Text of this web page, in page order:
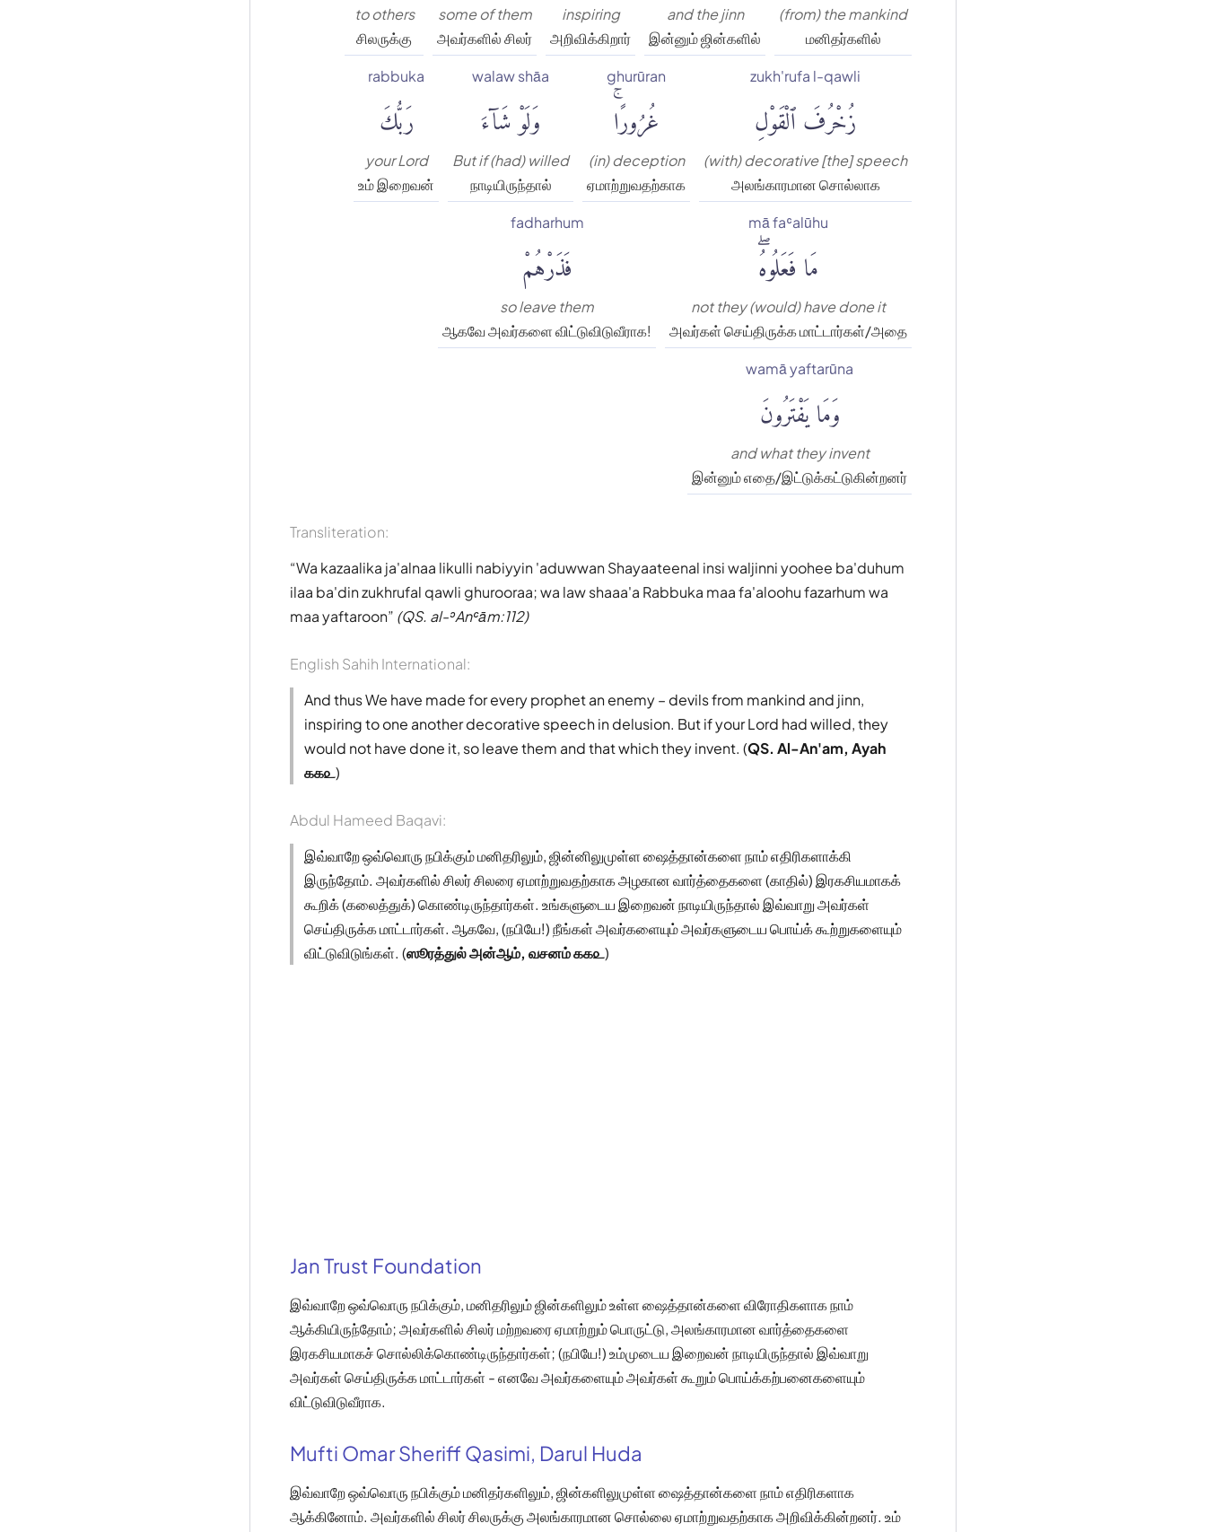
(from) the mankind
மனிதர்களில்
and the jinn
இன்னும் ஜின்களில்
inspiring
அறிவிக்கிறார்
some of them
அவர்களில் சிலர்
to others
சிலருக்கு
zukh'rufa l-qawli
زُخْرُفَ ٱلْقَوْلِ
(with) decorative [the] speech
அலங்காரமான சொல்லாக
ghurūran
غُرُورًاۚ
(in) deception
ஏமாற்றுவதற்காக
walaw shāa
وَلَوْ شَآءَ
But if (had) willed
நாடியிருந்தால்
rabbuka
رَبُّكَ
your Lord
உம் இறைவன்
mā faʿalūhu
مَا فَعَلُوهُۖ
not they (would) have done it
அவர்கள் செய்திருக்க மாட்டார்கள்/அதை
fadharhum
فَذَرْهُمْ
so leave them
ஆகவே அவர்களை விட்டுவிடுவீராக!
wamā yaftarūna
وَمَا يَفْتَرُونَ
and what they invent
இன்னும் எதை/இட்டுக்கட்டுகின்றனர்
Transliteration:
Wa kazaalika ja'alnaa likulli nabiyyin 'aduwwan Shayaateenal insi waljinni yoohee ba'duhum
ilaa ba'din zukhrufal qawli ghurooraa; wa law shaaa'a Rabbuka maa fa'aloohu fazarhum wa
maa yaftaroon (QS. al-ʾAnʿām:112)
English Sahih International:
And thus We have made for every prophet an enemy – devils from mankind and jinn,
inspiring to one another decorative speech in delusion. But if your Lord had willed, they
would not have done it, so leave them and that which they invent. (QS. Al-An'am, Ayah
௧௧௨)
Abdul Hameed Baqavi:
இவ்வாறே ஒவ்வொரு நபிக்கும் மனிதரிலும், ஜின்னிலுமுள்ள ஷைத்தான்களை நாம் எதிரிகளாக்கி
இருந்தோம். அவர்களில் சிலர் சிலரை ஏமாற்றுவதற்காக அழகான வார்த்தைகளை (காதில்) இரகசியமாகக்
கூறிக் (கலைத்துக்) கொண்டிருந்தார்கள். உங்களுடைய இறைவன் நாடியிருந்தால் இவ்வாறு அவர்கள்
செய்திருக்க மாட்டார்கள். ஆகவே, (நபியே!) நீங்கள் அவர்களையும் அவர்களுடைய பொய்க் கூற்றுகளையும்
விட்டுவிடுங்கள். (ஸூரத்துல் அன்ஆம், வசனம் ௧௧௨)
Jan Trust Foundation
இவ்வாறே ஒவ்வொரு நபிக்கும், மனிதரிலும் ஜின்களிலும் உள்ள ஷைத்தான்களை விரோதிகளாக நாம்
ஆக்கியிருந்தோம்; அவர்களில் சிலர் மற்றவரை ஏமாற்றும் பொருட்டு, அலங்காரமான வார்த்தைகளை
இரகசியமாகச் சொல்லிக்கொண்டிருந்தார்கள்; (நபியே!) உம்முடைய இறைவன் நாடியிருந்தால் இவ்வாறு
அவர்கள் செய்திருக்க மாட்டார்கள் - எனவே அவர்களையும் அவர்கள் கூறும் பொய்க்கற்பனைகளையும்
விட்டுவிடுவீராக.
Mufti Omar Sheriff Qasimi, Darul Huda
இவ்வாறே ஒவ்வொரு நபிக்கும் மனிதர்களிலும், ஜின்களிலுமுள்ள ஷைத்தான்களை நாம் எதிரிகளாக
ஆக்கினோம். அவர்களில் சிலர் சிலருக்கு அலங்காரமான சொல்லை ஏமாற்றுவதற்காக அறிவிக்கின்றனர். உம்